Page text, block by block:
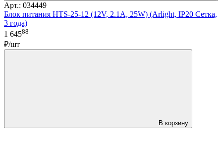
Арт.: 034449
Блок питания HTS-25-12 (12V, 2.1A, 25W) (Arlight, IP20 Сетка,
3 года)
1 64588
₽/шт
В корзину